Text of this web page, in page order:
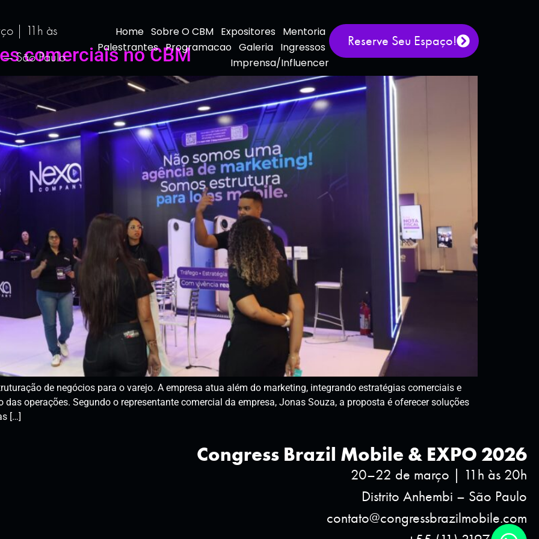
| 11h às
— São Paulo
Home Sobre O CBM Expositores Mentoria
Palestrantes Programacao Galeria Ingressos
Imprensa/Influencer
Reserve Seu Espaço!
comerciais no CBM
de negócios para o varejo. A empresa atua além do marketing, integrando estratégias comerciais e
operações. Segundo o representante comercial da empresa, Jonas Souza, a proposta é oferecer soluções
[…]
Congress Brazil Mobile & EXPO 2026
20–22 de março | 11h às 20h
Distrito Anhembi – São Paulo
contato@congressbrazilmobile.com